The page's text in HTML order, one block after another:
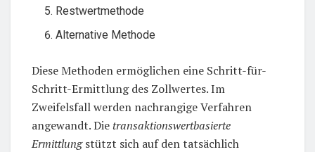
Restwertmethode
Alternative Methode
Diese Methoden ermöglichen eine Schritt-für-
Schritt-Ermittlung des Zollwertes. Im
Zweifelsfall werden nachrangige Verfahren
angewandt. Die transaktionswertbasierte
Ermittlungstützt sich auf den tatsächlich